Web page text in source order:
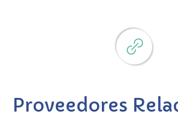
Proveedores